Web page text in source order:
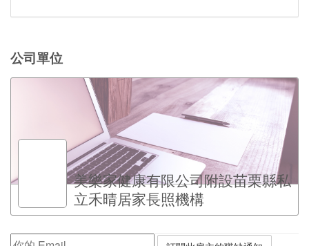
公司單位
美樂家健康有限公司附設苗栗縣私
立禾晴居家長照機構